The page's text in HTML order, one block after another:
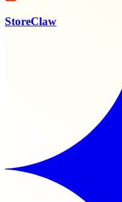
StoreClaw